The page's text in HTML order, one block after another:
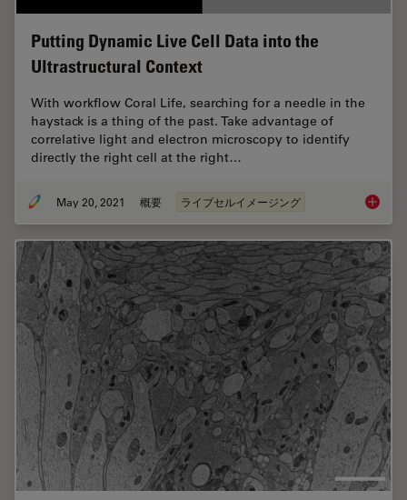
Putting Dynamic Live Cell Data into the
Ultrastructural Context
With workflow Coral Life, searching for a needle in the
haystack is a thing of the past. Take advantage of
correlative light and electron microscopy to identify
directly the right cell at the right…
May 20, 2021 概要 ライブセルイメージング Putting